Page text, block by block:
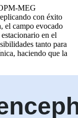
MEG
con éxito
el campo evocado
en el
tanto para
haciendo que la